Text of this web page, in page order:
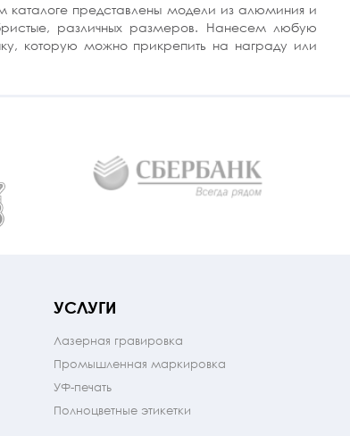
представлены модели из алюминия и
различных размеров. Нанесем любую
которую можно прикрепить на награду или
УСЛУГИ
Лазерная гравировка
Промышленная маркировка
УФ-печать
Полноцветные этикетки